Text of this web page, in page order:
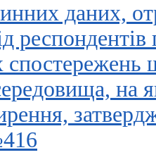
даних,
на